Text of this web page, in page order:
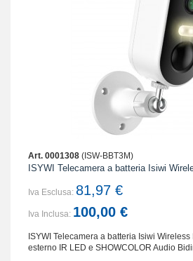
Art. 0001308 (ISW-BBT3M)
ISYWI Telecamera a batteria Isiwi
Iva Esclusa: 81,97 €
Iva Inclusa: 100,00 €
ISYWI Telecamera a batteria Isiwi
esterno IR LED e SHOWCOLOR Audio